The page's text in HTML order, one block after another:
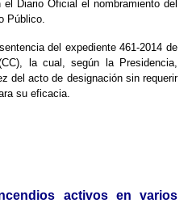
Diario Oficial el nombramiento del
Público.
del expediente 461-2014 de
la cual, según la Presidencia,
del acto de designación sin requerir
su eficacia.
activos en varios